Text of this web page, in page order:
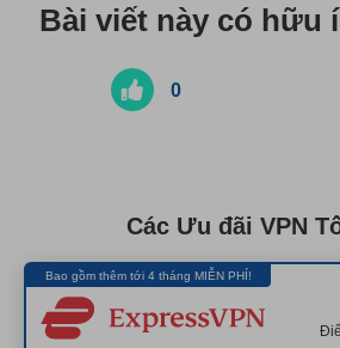
Bài viết này có hữu
0
Các Ưu đãi VPN
Bao gồm thêm tới 4 tháng MIỄN PHÍ!